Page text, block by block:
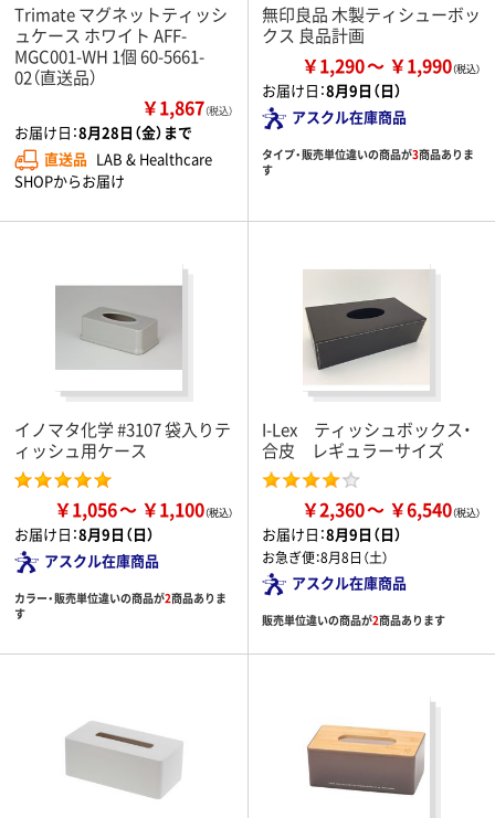
Trimate マグネットティッシ
ュケース ホワイト AFF-
MGC001-WH 1個 60-5661-
02（直送品）
￥1,867（税込）
お届け日：8月28日（金）まで
直送品 LAB & Healthcare
SHOPからお届け
無印良品 木製ティシューボッ
クス 良品計画
￥1,290 ￥1,990
お届け日：8月9日（日）
アスクル在庫商品
タイプ・販売単位違いの商品が3商品ありま
す
イノマタ化学 #3107 袋入りテ
ィッシュ用ケース
￥1,056 ￥1,100
お届け日：8月9日（日）
アスクル在庫商品
カラー・販売単位違いの商品が2商品ありま
す
I-Lex ティッシュボックス・
合皮 レギュラーサイズ
￥2,360 ￥6,540
お届け日：8月9日（日）
お急ぎ便：8月8日（土）
アスクル在庫商品
販売単位違いの商品が2商品あります